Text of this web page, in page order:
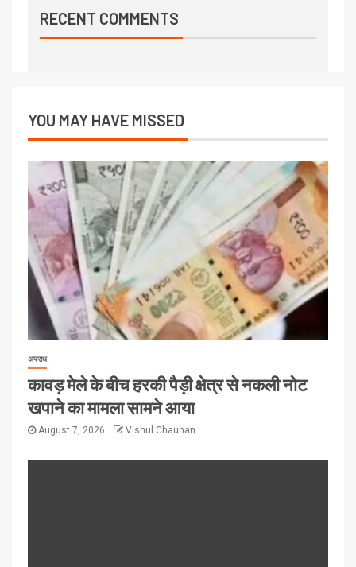
RECENT COMMENTS
YOU MAY HAVE MISSED
अपराध
कावड़ मेले के बीच हरकी पैड़ी क्षेत्र से नकली नोट
खपाने का मामला सामने आया
August 7, 2026 Vishul Chauhan